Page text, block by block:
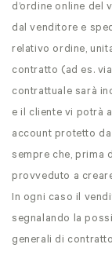
d’ordine online del
dal venditore e
relativo ordine,
contratto (ad es.
contrattuale sarà
e il cliente vi potrà
account protetto
sempre che, prima
provveduto a
In ogni caso il
segnalando la
generali di